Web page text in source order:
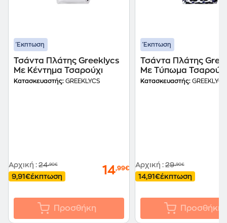
Έκπτωση
Τσάντα Πλάτης Greeklycs
Με Κέντημα Τσαρούχι
Κατασκευαστής: GREEKLYCS
Αρχική : 24,90€
9,91€έκπτωση 14,99€
Προσθήκη
Έκπτωση
Τσάντα Πλάτης
Με Τύπωμα
Θηκών
Κατασκευαστής: GREEKLYCS
Αρχική : 29,90€
14,91€έκπτωση
Προσθήκη